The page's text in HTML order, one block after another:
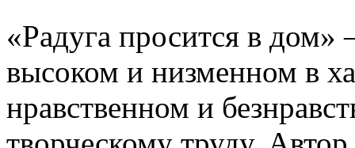
«Радуга просится в
высоком и низменном в
нравственном и